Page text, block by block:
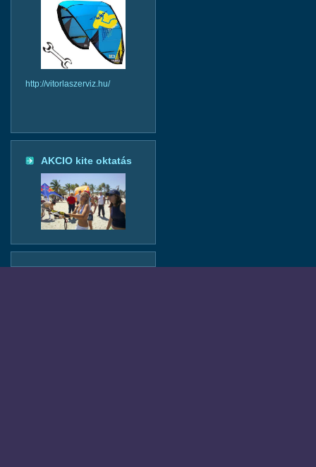
http://vitorlaszerviz.hu/
AKCIO kite oktatás